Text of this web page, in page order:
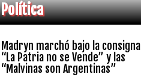
Política
Madryn marchó bajo la consigna
“La Patria no se Vende” y las
“Malvinas son Argentinas”